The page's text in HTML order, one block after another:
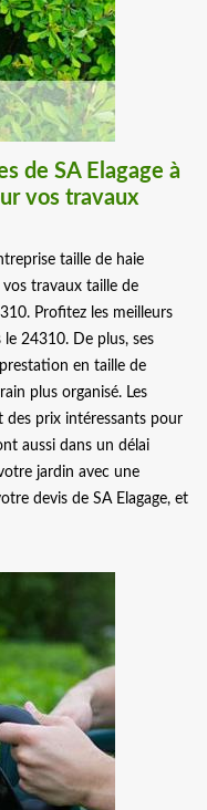
de SA Elagage à
vos travaux
taille de haie
travaux taille de
Profitez les meilleurs
le 24310. De plus, ses
en taille de
plus organisé. Les
des prix intéressants pour
aussi dans un délai
jardin avec une
devis de SA Elagage, et